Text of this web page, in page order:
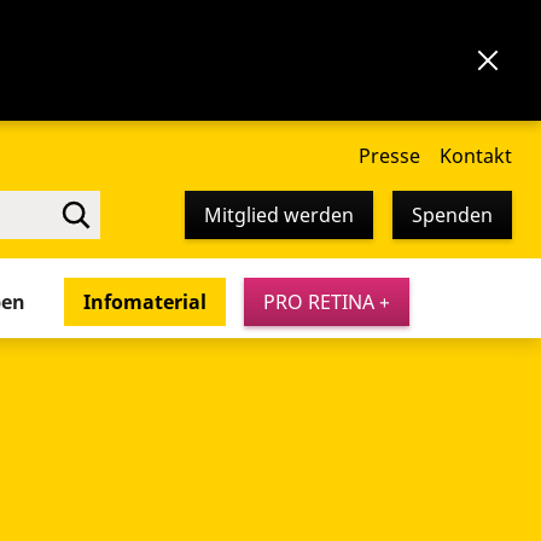
Presse Kontakt
Mitglied werden Spenden
Infomaterial PRO RETINA +